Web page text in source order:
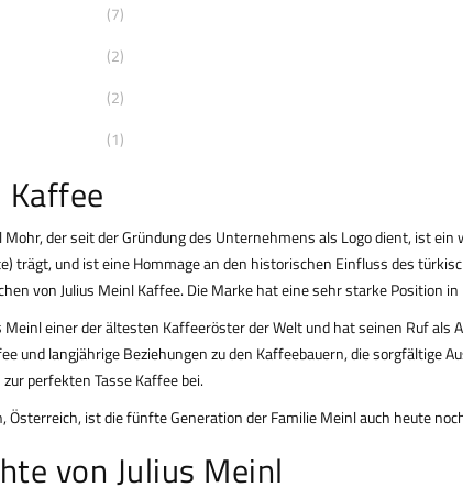
7
2
2
1
Mohr, der seit der Gründung des Unternehmens als Logo dient, ist
trägt, und ist eine Hommage an den historischen Einfluss des
von Julius Meinl Kaffee. Die Marke hat eine sehr starke Position
Meinl einer der ältesten Kaffeeröster der Welt und hat seinen Ruf
und langjährige Beziehungen zu den Kaffeebauern, die sorgfältige
perfekten Tasse Kaffee bei.
Österreich, ist die fünfte Generation der Familie Meinl auch heute
von Julius Meinl